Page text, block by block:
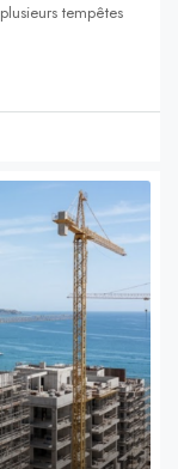
tempêtes